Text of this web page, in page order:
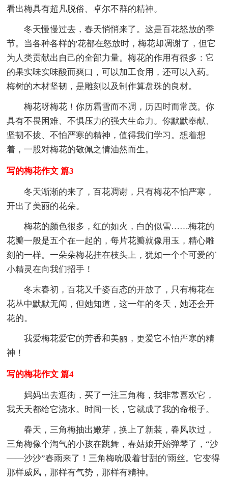
看出梅具有超凡脱俗、卓尔不群的精神。
冬天慢慢过去，春天悄悄来了。这是百花怒放的季
节。当各种各样的'花都在怒放时，梅花却凋谢了，但它
为人类贡献出自己的全部力量。梅花的作用有很多：它
的果实味实味酸而爽口，可以加工食用，还可以入药。
梅树的木材坚韧，是雕刻以及制作算盘珠的良材。
梅花呀梅花！你历霜雪而不凋，历四时而常茂。你
具有不畏困难、不惧压力的强大生命力。你默默奉献、
坚韧不拔、不怕严寒的精神，值得我们学习。想着想
着，一股对梅花的敬佩之情油然而生。
写的梅花作文 篇3
冬天渐渐的来了，百花凋谢，只有梅花不怕严寒，
开出了美丽的花朵。
梅花的颜色很多，红的如火，白的似雪……梅花的
花瓣一般是五个在一起的，每片花瓣就像用玉，精心雕
刻的一样。一朵朵梅花挂在枝头上，犹如一个个可爱的`
小精灵在向我们招手！
冬末春初，百花又千姿百态的开放了，只有梅花在
花丛中默默无闻，但她知道，这一年的冬天，她还会开
花的。
我爱梅花爱它的芳香和美丽，更爱它不怕严寒的精
神！
写的梅花作文 篇4
妈妈出去逛街，买了一注三角梅，我非常喜欢它，
我天天都给它浇水。时间一长，它就成了我的命根子。
春天，三角梅抽出嫩芽，换上了新装，春风吹过，
三角梅像个淘气的小孩在跳舞，春姑娘开始弹琴了，“沙
——沙沙”春雨来了！三角梅吮吸着甘甜的'雨丝。它变得
那样威风，那样有气势，那样有精神。